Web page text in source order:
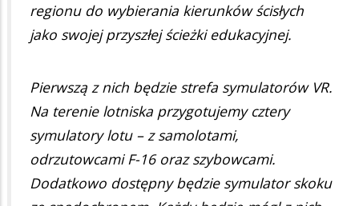
regionu do wybierania kierunków ścisłych
jako swojej przyszłej ścieżki edukacyjnej.
Pierwszą z nich będzie strefa symulatorów VR.
Na terenie lotniska przygotujemy cztery
symulatory lotu – z samolotami,
odrzutowcami F-16 oraz szybowcami.
Dodatkowo dostępny będzie symulator skoku